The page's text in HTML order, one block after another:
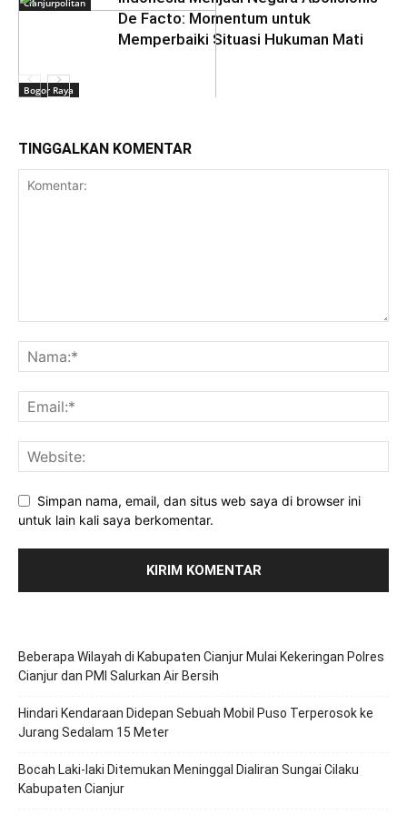
Cianjurpolitan
Bogor Raya
Daerah
De Facto: Momentum untuk
Memperbaiki Situasi Hukuman Mati
TINGGALKAN KOMENTAR
Simpan nama, email, dan situs web saya di browser ini
untuk lain kali saya berkomentar.
Beberapa Wilayah di Kabupaten Cianjur Mulai Kekeringan Polres
Cianjur dan PMI Salurkan Air Bersih
Hindari Kendaraan Didepan Sebuah Mobil Puso Terperosok ke
Jurang Sedalam 15 Meter
Bocah Laki-laki Ditemukan Meninggal Dialiran Sungai Cilaku
Kabupaten Cianjur